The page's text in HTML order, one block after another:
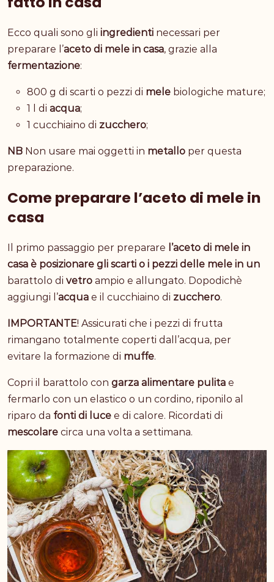
Ecco quali sono gli ingredienti necessari per
preparare l’aceto di mele in casa, grazie alla
fermentazione:
800 g di scarti o pezzi di mele biologiche mature;
1 l di acqua;
1 cucchiaino di zucchero;
NB Non usare mai oggetti in metallo per questa
preparazione.
Come preparare l’aceto di mele in
casa
Il primo passaggio per preparare l’aceto di mele in
casa è posizionare gli scarti o i pezzi delle mele in un
barattolo di vetro ampio e allungato. Dopodichè
aggiungi l’acqua e il cucchiaino di zucchero.
IMPORTANTE! Assicurati che i pezzi di frutta
rimangano totalmente coperti dall’acqua, per
evitare la formazione di muffe.
Copri il barattolo con garza alimentare pulita e
fermarlo con un elastico o un cordino, riponilo al
riparo da fonti di luce e di calore. Ricordati di
mescolare circa una volta a settimana.